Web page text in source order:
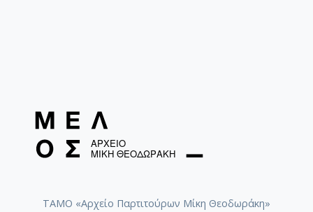
ΤΑΜΟ «Αρχείο Παρτιτούρων Μίκη Θεοδωράκη»